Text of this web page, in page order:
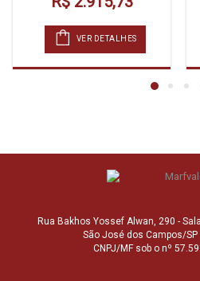
VER DETALHES
Rua Bakhos Yossef Alwan, 290 -
São José dos Campos/SP
CNPJ/MF sob o nº